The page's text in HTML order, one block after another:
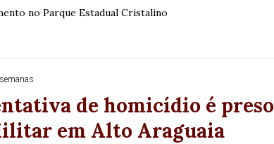
no Parque Estadual Cristalino
de homicídio é preso
em Alto Araguaia